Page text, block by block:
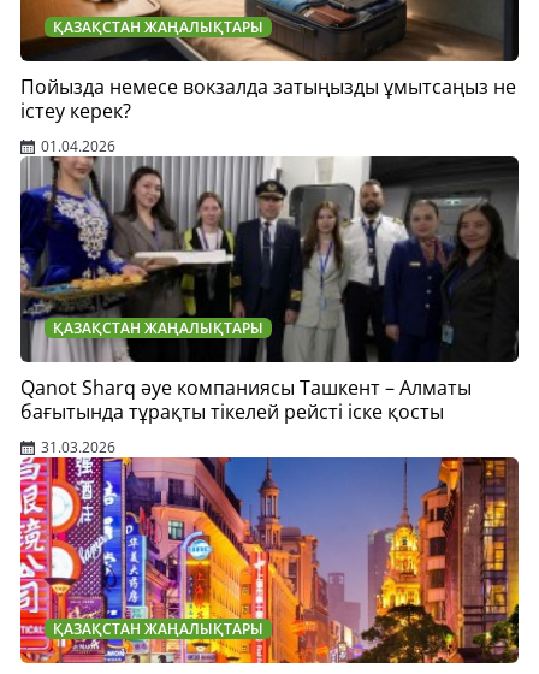
ҚАЗАҚСТАН ЖАҢАЛЫҚТАРЫ
Пойызда немесе вокзалда затыңызды ұмытсаңыз не
істеу керек?
01.04.2026
ҚАЗАҚСТАН ЖАҢАЛЫҚТАРЫ
Qanot Sharq әуе компаниясы Ташкент – Алматы
бағытында тұрақты тікелей рейсті іске қосты
31.03.2026
ҚАЗАҚСТАН ЖАҢАЛЫҚТАРЫ